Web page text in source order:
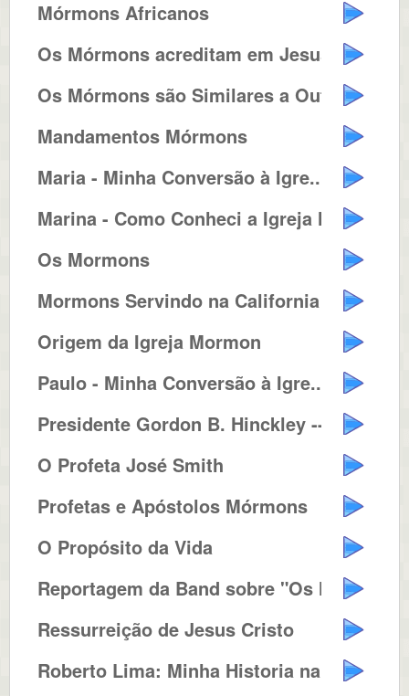
Mórmons Africanos
Os Mórmons acreditam em Jesus C...
Os Mórmons são Similares a Out...
Mandamentos Mórmons
Maria - Minha Conversão à Igre...
Marina - Como Conheci a Igreja M...
Os Mormons
Mormons Servindo na California
Origem da Igreja Mormon
Paulo - Minha Conversão à Igre...
Presidente Gordon B. Hinckley --...
O Profeta José Smith
Profetas e Apóstolos Mórmons
O Propósito da Vida
Reportagem da Band sobre "Os Mó...
Ressurreição de Jesus Cristo
Roberto Lima: Minha Historia na ...